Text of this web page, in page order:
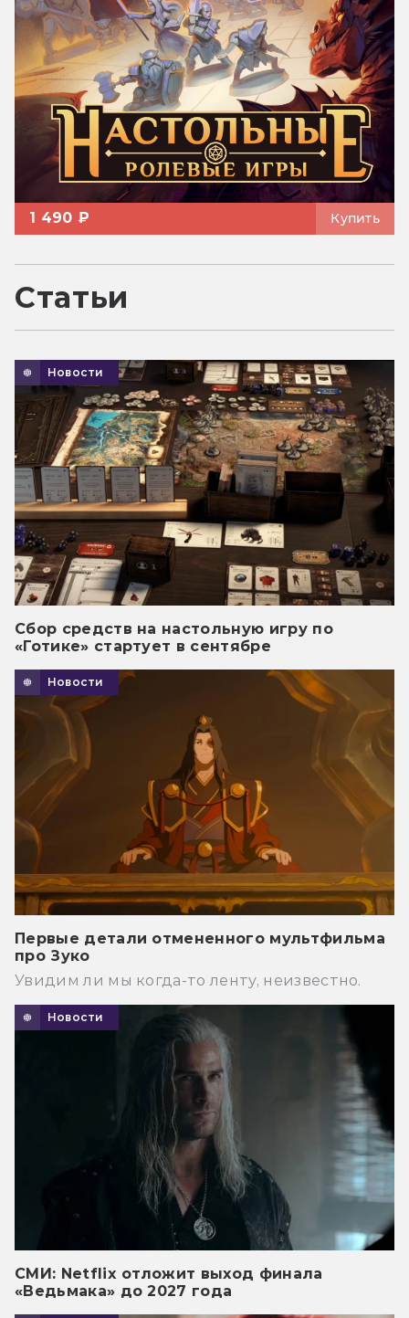
1 490 ₽ Купить
Статьи
Новости
Сбор средств на настольную игру по
«Готике» стартует в сентябре
Новости
Первые детали отмененного мультфильма
про Зуко
Увидим ли мы когда-то ленту, неизвестно.
Новости
СМИ: Netflix отложит выход финала
«Ведьмака» до 2027 года